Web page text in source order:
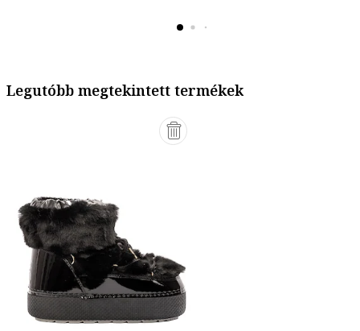
Legutóbb megtekintett termékek